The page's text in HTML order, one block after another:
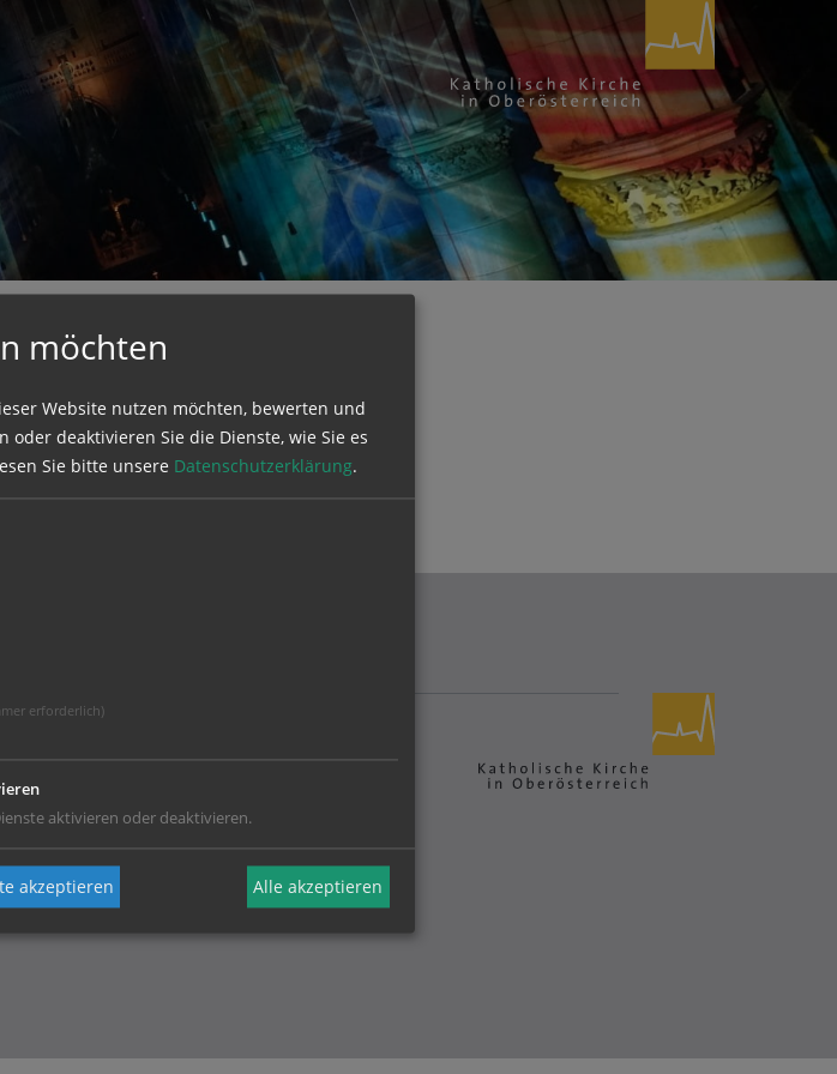
A A A
Ihr Kontakt zur
Diözese Linz
möchten
Website nutzen möchten, bewerten und
oder deaktivieren Sie die Dienste, wie Sie es
Sie bitte unsere Datenschutzerklärung.
erforderlich)
aktivieren oder deaktivieren.
akzeptieren Alle akzeptieren